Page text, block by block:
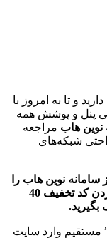
و تا به امروز با
پنل و پوشش همه
نوین هاب مراجعه
شبکه‌های
نوین هاب را
دارید این فرصت را از دست ندهید و با وارد کردن کد تخفیف 40
مستقیم وارد سایت